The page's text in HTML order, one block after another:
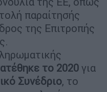
παραίτησής
της Επιτροπής
το 2020 για
Συνέδριο, το